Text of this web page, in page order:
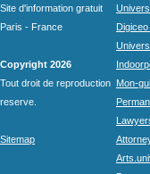
Site d'information gratuit
Paris - France
Copyright 2026
Tout droit de reproduction
reserve.
Sitemap
Mon-